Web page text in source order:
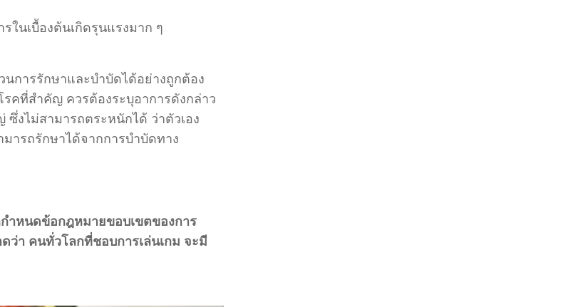
ในเบื้องต้นเกิดรุนแรงมาก ๆ
นการรักษาและบำบัดได้อย่างถูกต้อง
คที่สำคัญ ควรต้องระบุอาการดังกล่าว
งไม่สามารถตระหนักได้ ว่าตัวเอง
ารถรักษาได้จากการบำบัดทาง
ำหนดข้อกฎหมายขอบเขตของการ
ว่า คนทั่วโลกที่ชอบการเล่นเกม จะมี